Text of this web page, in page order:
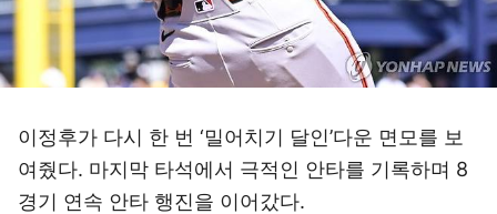
이정후가 다시 한 번 ‘밀어치기 달인’다운 면모를 보
여줬다. 마지막 타석에서 극적인 안타를 기록하며 8
경기 연속 안타 행진을 이어갔다.